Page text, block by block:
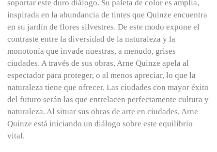
soportar este duro diálogo. Su paleta de color es amplia,
inspirada en la abundancia de tintes que Quinze encuentra
en su jardín de flores silvestres. De este modo expone el
contraste entre la diversidad de la naturaleza y la
monotonía que invade nuestras, a menudo, grises
ciudades. A través de sus obras, Arne Quinze apela al
espectador para proteger, o al menos apreciar, lo que la
naturaleza tiene que ofrecer. Las ciudades con mayor éxito
del futuro serán las que entrelacen perfectamente cultura y
naturaleza. Al situar sus obras de arte en ciudades, Arne
Quinze está iniciando un diálogo sobre este equilibrio
vital.